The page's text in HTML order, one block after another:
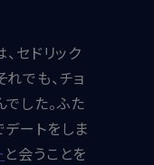
セドリック
でも、チョ
した。ふた
ートをしま
と会うことを